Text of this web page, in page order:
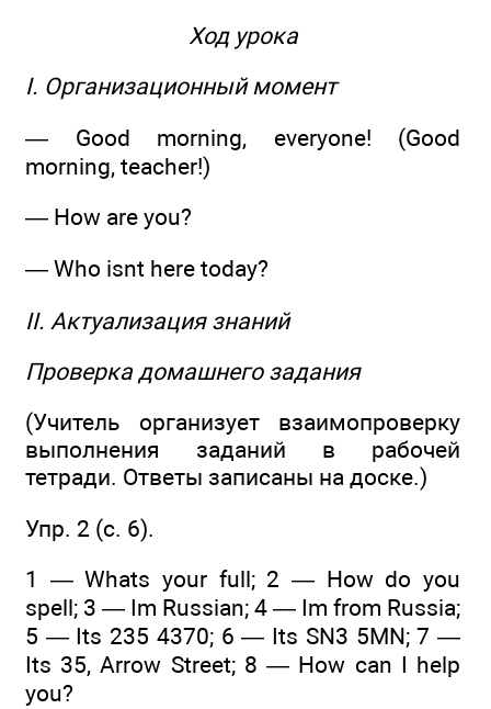
Ход урока
I. Организационный момент
— Good morning, everyone! (Good
morning, teacher!)
— How are you?
— Who isnt here today?
II. Актуализация знаний
Проверка домашнего задания
(Учитель организует взаимопроверку
выполнения заданий в рабочей
тетради. Ответы записаны на доске.)
Упр. 2 (с. 6).
1 — Whats your full; 2 — How do you
spell; 3 — Im Russian; 4 — Im from Russia;
5 — Its 235 4370; 6 — Its SN3 5MN; 7 —
Its 35, Arrow Street; 8 — How can I help
you?